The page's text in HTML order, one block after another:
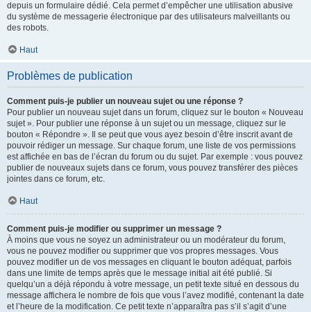
depuis un formulaire dédié. Cela permet d’empêcher une utilisation abusive
du système de messagerie électronique par des utilisateurs malveillants ou
des robots.
Haut
Problèmes de publication
Comment puis-je publier un nouveau sujet ou une réponse ?
Pour publier un nouveau sujet dans un forum, cliquez sur le bouton « Nouveau
sujet ». Pour publier une réponse à un sujet ou un message, cliquez sur le
bouton « Répondre ». Il se peut que vous ayez besoin d’être inscrit avant de
pouvoir rédiger un message. Sur chaque forum, une liste de vos permissions
est affichée en bas de l’écran du forum ou du sujet. Par exemple : vous pouvez
publier de nouveaux sujets dans ce forum, vous pouvez transférer des pièces
jointes dans ce forum, etc.
Haut
Comment puis-je modifier ou supprimer un message ?
À moins que vous ne soyez un administrateur ou un modérateur du forum,
vous ne pouvez modifier ou supprimer que vos propres messages. Vous
pouvez modifier un de vos messages en cliquant le bouton adéquat, parfois
dans une limite de temps après que le message initial ait été publié. Si
quelqu’un a déjà répondu à votre message, un petit texte situé en dessous du
message affichera le nombre de fois que vous l’avez modifié, contenant la date
et l’heure de la modification. Ce petit texte n’apparaîtra pas s’il s’agit d’une